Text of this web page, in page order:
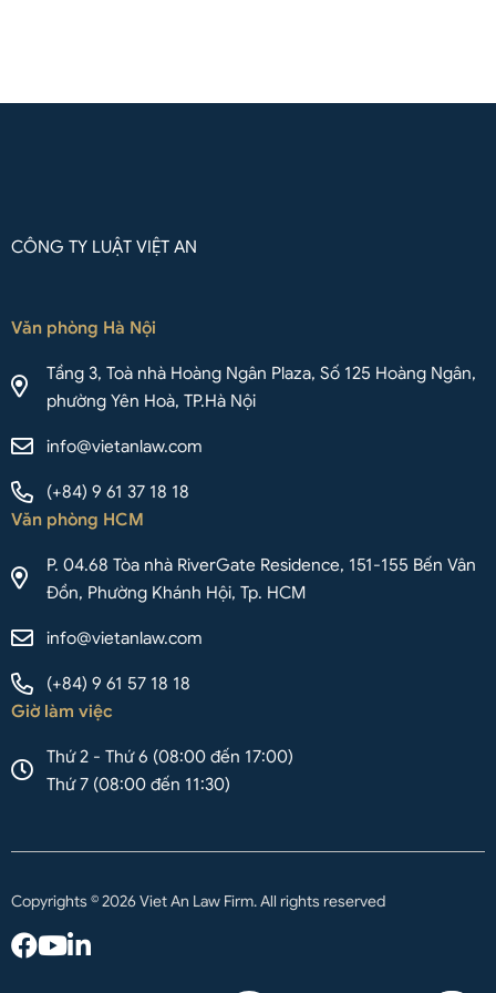
CÔNG TY LUẬT VIỆT AN
Văn phòng Hà Nội
Tầng 3, Toà nhà Hoàng Ngân Plaza, Số 125 Hoàng Ngân,
phường Yên Hoà, TP.Hà Nội
info@vietanlaw.com
(+84) 9 61 37 18 18
Văn phòng HCM
P. 04.68 Tòa nhà RiverGate Residence, 151-155 Bến Vân
Đồn, Phường Khánh Hội, Tp. HCM
info@vietanlaw.com
(+84) 9 61 57 18 18
Giờ làm việc
Thứ 2 - Thứ 6 (08:00 đến 17:00)
Thứ 7 (08:00 đến 11:30)
Copyrights © 2026 Viet An Law Firm. All rights reserved